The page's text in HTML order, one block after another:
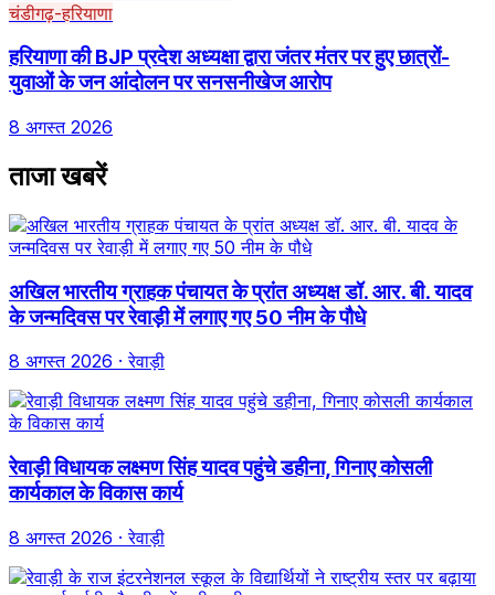
चंडीगढ़-हरियाणा
हरियाणा की BJP प्रदेश अध्यक्षा द्वारा जंतर मंतर पर हुए छात्रों-
युवाओं के जन आंदोलन पर सनसनीखेज आरोप
8 अगस्त 2026
ताजा खबरें
अखिल भारतीय ग्राहक पंचायत के प्रांत अध्यक्ष डॉ. आर. बी. यादव
के जन्मदिवस पर रेवाड़ी में लगाए गए 50 नीम के पौधे
8 अगस्त 2026 · रेवाड़ी
रेवाड़ी विधायक लक्ष्मण सिंह यादव पहुंचे डहीना, गिनाए कोसली
कार्यकाल के विकास कार्य
8 अगस्त 2026 · रेवाड़ी